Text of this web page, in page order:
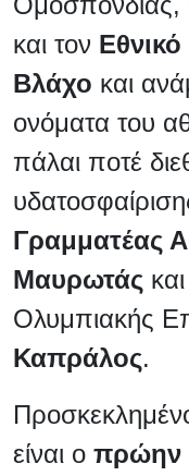
και τον
Βλάχο και
ονόματα του
πάλαι ποτέ
Γραμματέας
Μαυρωτάς
Ολυμπιακής
Καπράλος.
είναι ο πρώην